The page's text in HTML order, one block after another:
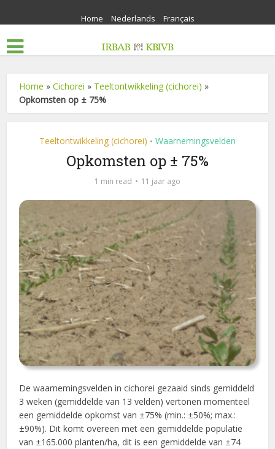
Home Nederlands Français
Home »Cichorei » Teeltontwikkeling (cichorei) »
Opkomsten op ± 75%
Teeltontwikkeling (cichorei) • Waarnemingsvelden
Opkomsten op ± 75%
1 min read 11 jaar ago
De waarnemingsvelden in cichorei gezaaid sinds gemiddeld
3 weken (gemiddelde van 13 velden) vertonen momenteel
een gemiddelde opkomst van ±75% (min.: ±50%; max.:
±90%). Dit komt overeen met een gemiddelde populatie
van ±165.000 planten/ha, dit is een gemiddelde van ±74